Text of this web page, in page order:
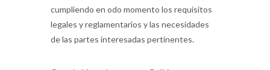
cumpliendo en odo momento los requisitos
legales y reglamentarios y las necesidades
de las partes interesadas pertinentes.